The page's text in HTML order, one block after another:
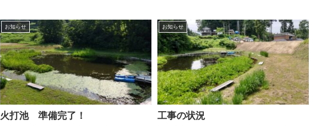
お知らせ
火打池 準備完了！
お知らせ
工事の状況